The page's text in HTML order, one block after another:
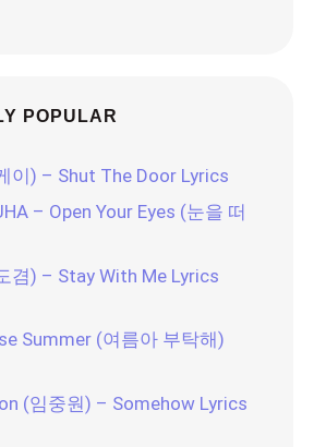
POPULAR
이) – Shut The Door Lyrics
– Open Your Eyes (눈을 떠
겸) – Stay With Me Lyrics
Summer (여름아 부탁해)
(임중원) – Somehow Lyrics